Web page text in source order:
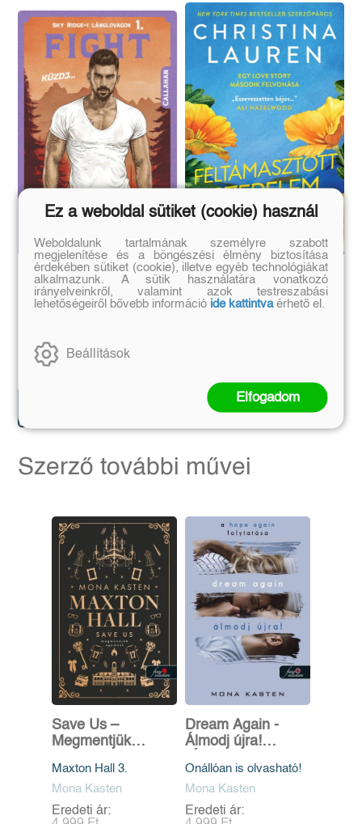
Fight - Küzdj... -
Callahan
Eredeti ár:
5 999 Ft
Kötött ár:
Feltámasztott szerelem
- Egy love story második
felvonása
Előrendelem
Szerző további művei
Save Us –
Megmentjük
Maxton Hall 3.
Mona Kasten
Eredeti ár:
Dream Again -
Álmodj újra!
Önállóan is olvasható!
Mona Kasten
Eredeti ár:
Ez a weboldal sütiket (cookie) használ
Weboldalunk tartalmának személyre szabott
megjelenítése és a böngészési élmény biztosítása
érdekében sütiket (cookie), illetve egyéb technológiákat
alkalmazunk. A sütik használatára vonatkozó
irányelveinkről, valamint azok testreszabási
lehetőségeiről bővebb információ ide kattintvaérhető el.
Beállítások
Elfogadom